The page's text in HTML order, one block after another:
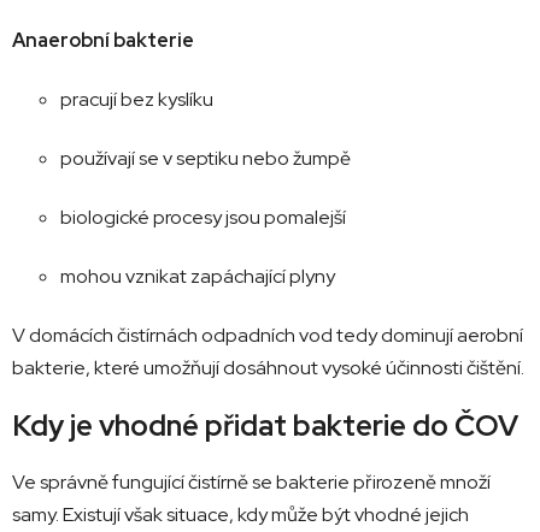
Anaerobníbakterie
pracujíbezkyslíku
používajísevseptikunebožumpě
biologicképrocesyjsoupomalejší
mohouvznikatzapáchajícíplyny
Vdomácíchčistírnáchodpadníchvodtedydominujíaerobní
bakterie,kteréumožňujídosáhnoutvysokéúčinnostičištění.
Kdyjevhodné přidat bakterie do ČOV
Vesprávněfungujícíčistírněsebakteriepřirozeněmnoží
samy.Existujívšaksituace,kdymůžebýtvhodnéjejich